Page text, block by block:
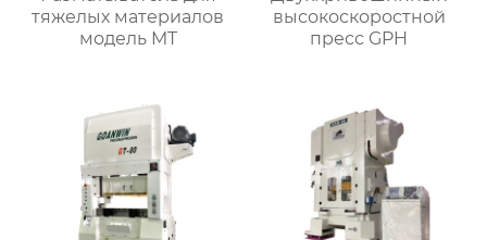
тяжелых материалов
модель MT
высокоскоростной
пресс GPH